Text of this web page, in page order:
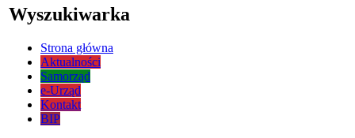
Wyszukiwarka
Strona główna
Aktualności
Samorząd
e-Urząd
Kontakt
BIP